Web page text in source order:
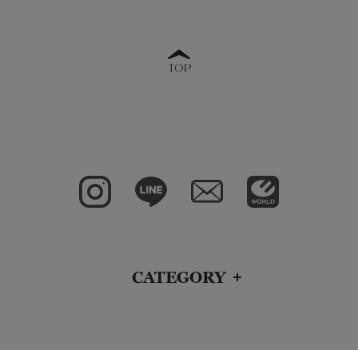
TOP
CATEGORY